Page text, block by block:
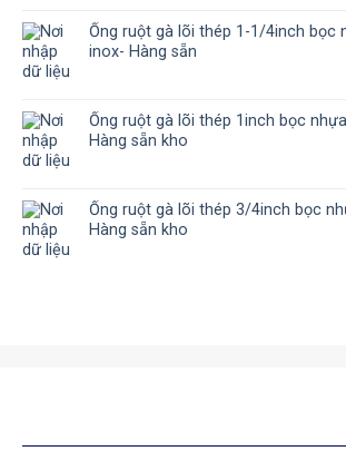
Ống ruột gà lõi thép 1-1/4inch bọc
inox- Hàng sẵn
Ống ruột gà lõi thép 1inch bọc
Hàng sẵn kho
Ống ruột gà lõi thép 3/4inch bọc
Hàng sẵn kho